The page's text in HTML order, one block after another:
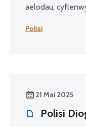
aelodau,
Polisi
21 Mai 2025
Polisi